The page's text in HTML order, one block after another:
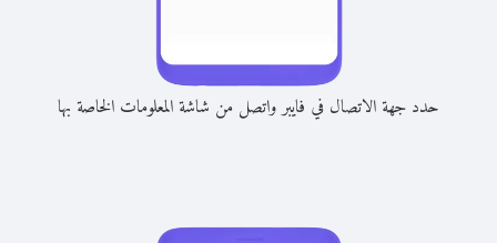
حدد جهة الاتصال في فايبر واتصل من شاشة المعلومات الخاصة بها